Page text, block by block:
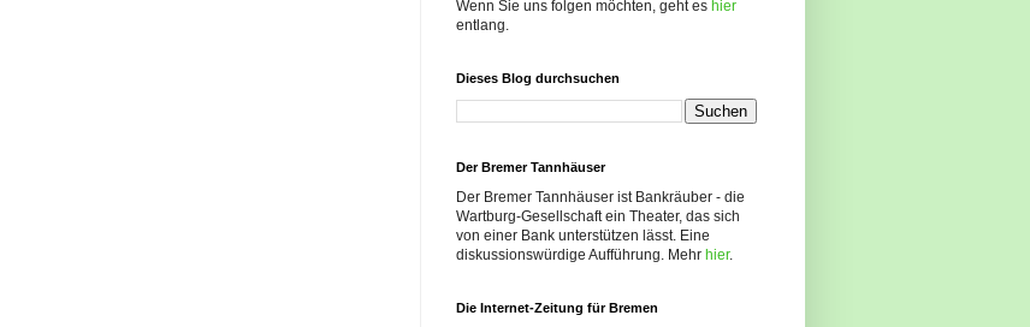
Wenn Sie uns folgen möchten, geht es hier
entlang.
Dieses Blog durchsuchen
Der Bremer Tannhäuser
Der Bremer Tannhäuser ist Bankräuber - die
Wartburg-Gesellschaft ein Theater, das sich
von einer Bank unterstützen lässt. Eine
diskussionswürdige Aufführung. Mehr hier.
Die Internet-Zeitung für Bremen